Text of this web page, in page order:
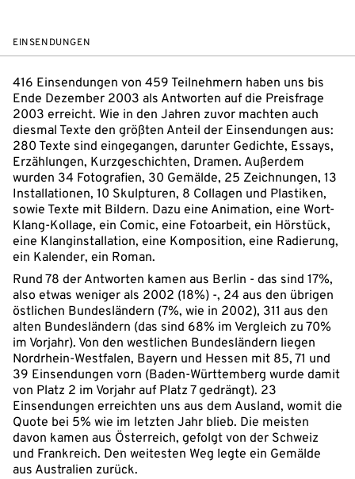
EINSENDUNGEN
416 Einsendungen von 459 Teilnehmern haben uns bis
Ende Dezember 2003 als Antworten auf die Preisfrage
2003 erreicht. Wie in den Jahren zuvor machten auch
diesmal Texte den größten Anteil der Einsendungen aus:
280 Texte sind eingegangen, darunter Gedichte, Essays,
Erzählungen, Kurzgeschichten, Dramen. Außerdem
wurden 34 Fotografien, 30 Gemälde, 25 Zeichnungen, 13
Installationen, 10 Skulpturen, 8 Collagen und Plastiken,
sowie Texte mit Bildern. Dazu eine Animation, eine Wort-
Klang-Kollage, ein Comic, eine Fotoarbeit, ein Hörstück,
eine Klanginstallation, eine Komposition, eine Radierung,
ein Kalender, ein Roman.
Rund 78 der Antworten kamen aus Berlin - das sind 17%,
also etwas weniger als 2002 (18%) -, 24 aus den übrigen
östlichen Bundesländern (7%, wie in 2002), 311 aus den
alten Bundesländern (das sind 68% im Vergleich zu 70%
im Vorjahr). Von den westlichen Bundesländern liegen
Nordrhein-Westfalen, Bayern und Hessen mit 85, 71 und
39 Einsendungen vorn (Baden-Württemberg wurde damit
von Platz 2 im Vorjahr auf Platz 7 gedrängt). 23
Einsendungen erreichten uns aus dem Ausland, womit die
Quote bei 5% wie im letzten Jahr blieb. Die meisten
davon kamen aus Österreich, gefolgt von der Schweiz
und Frankreich. Den weitesten Weg legte ein Gemälde
aus Australien zurück.